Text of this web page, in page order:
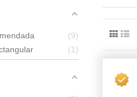
9
1